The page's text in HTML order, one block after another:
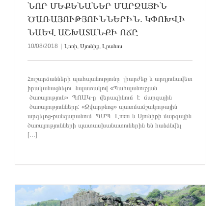
ՆՈՐ ՄԵՔԵՆԱՆԵՐ ՄԱՐԶԱՅԻՆ
ԾԱՌԱՅՈՒԹՅՈՒՆՆԵՐԻՆ. ԿՓՈԽՎԻ
ՆԱԵՎ ԱՇԽԱՏԱՆՔԻ ՈՃԸ
10/08/2018 | Լոռի Սյունիք Լրահոս
Հուշարձանների պահպանությունը լիարժեք և արդյունավետ
իրականացնելու նպատակով «Պահպանության
ծառայություն» ՊՈԱԿ-ը վերազինում է մարզային
ծառայությունները: «Զվարթնոց» պատմամշակութային
արգելոց-թանգարանում ՊՄՊ Լոռու և Սյունիքի մարզային
ծառայությունների պատասխանատուներին են հանձնվել
[...]